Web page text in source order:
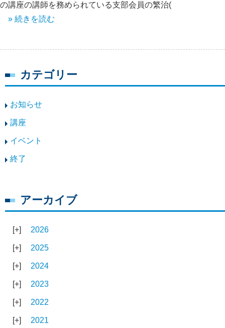
の講座の講師を務められている支部会員の繁治(
» 続きを読む
カテゴリー
お知らせ
講座
イベント
終了
アーカイブ
2026
2025
2024
2023
2022
2021